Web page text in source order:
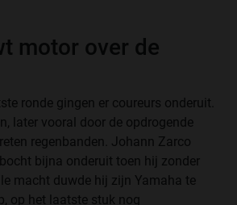
motor over de
ronde gingen er coureurs onderuit.
later vooral door de opdrogende
regenbanden. Johann Zarco
bijna onderuit toen hij zonder
macht duwde hij zijn Yamaha te
op het laatste stuk nog